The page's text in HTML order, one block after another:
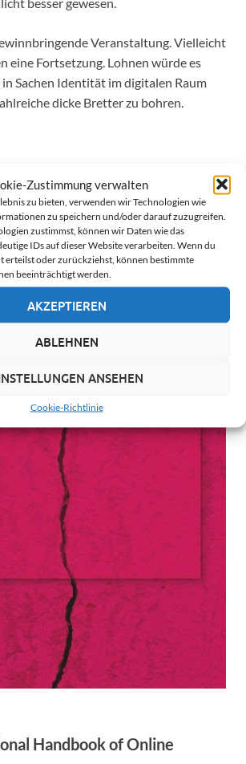
Zustimmung verwalten
zu bieten, verwenden wir Technologien wie
zu speichern und/oder darauf zuzugreifen.
zustimmst, können wir Daten wie das
IDs auf dieser Website verarbeiten. Wenn du
erteilst oder zurückziehst, können bestimmte
beeinträchtigt werden.
AKZEPTIEREN
ABLEHNEN
ANSEHEN
Cookie-Richtlinie
Veranstaltung. Vielleicht
eine Fortsetzung. Lohnen würde es
in Sachen Identität im digitalen Raum
dicke Bretter zu bohren.
und Terroristinnen
Handbook of Online